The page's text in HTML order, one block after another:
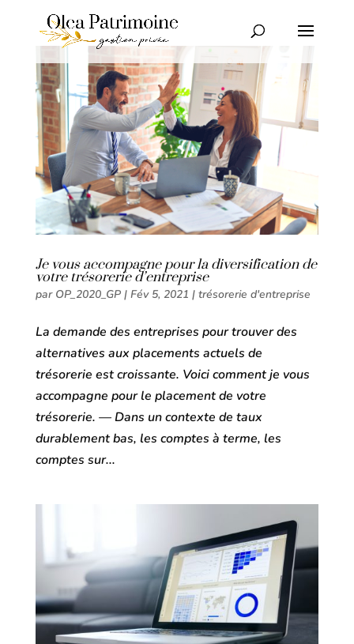
Je vous accompagne pour la diversification de
votre trésorerie d’entreprise
par OP_2020_GP| Fév 5, 2021 | trésorerie d'entreprise
La demande des entreprises pour trouver des
alternatives aux placements actuels de
trésorerie est croissante. Voici comment je vous
accompagne pour le placement de votre
trésorerie. — Dans un contexte de taux
durablement bas, les comptes à terme, les
comptes sur...